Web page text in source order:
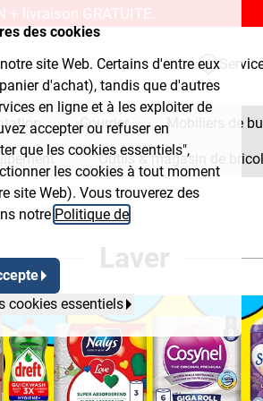
des cookies
site Web. Certains d'entre eux
d'achat), tandis que d'autres
en ligne et à les exploiter de
accepter ou refuser en
que les cookies essentiels",
les cookies à tout moment
site Web). Vous trouverez des
notre Politique de
cookies essentiels
+ livraison GRATUITE.
Courrier Mobiliers de
Outils & magasin de
Laver